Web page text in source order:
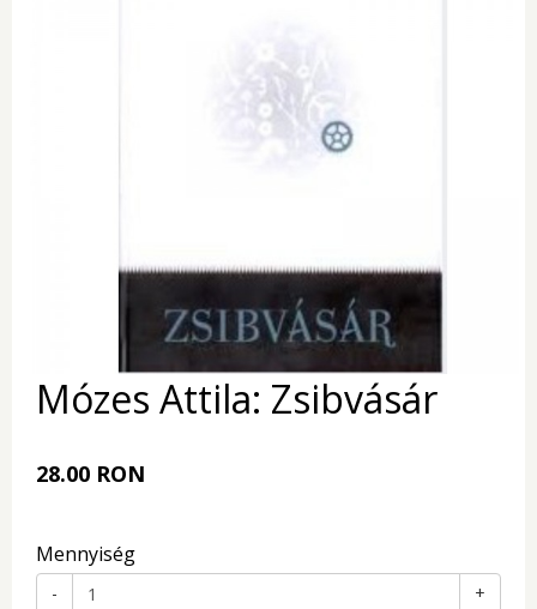
Mózes Attila: Zsibvásár
28.00 RON
Mennyiség
- +